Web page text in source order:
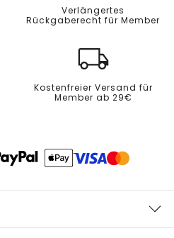
Verlängertes
Rückgaberecht für Member
Kostenfreier Versand für
Member ab 29€